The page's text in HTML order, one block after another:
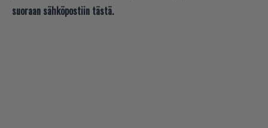
suoraan sähköpostiin tästä.